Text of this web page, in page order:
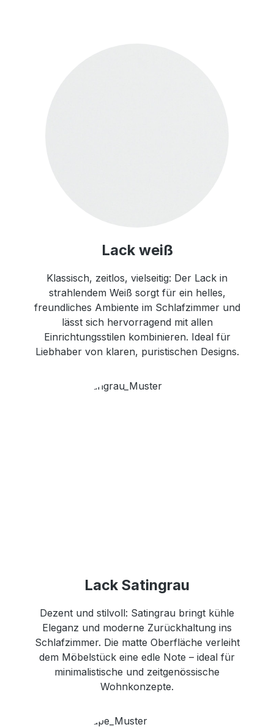
Lack weiß
Klassisch, zeitlos, vielseitig: Der Lack in
strahlendem Weiß sorgt für ein helles,
freundliches Ambiente im Schlafzimmer und
lässt sich hervorragend mit allen
Einrichtungsstilen kombinieren. Ideal für
Liebhaber von klaren, puristischen Designs.
Lack Satingrau
Dezent und stilvoll: Satingrau bringt kühle
Eleganz und moderne Zurückhaltung ins
Schlafzimmer. Die matte Oberfläche verleiht
dem Möbelstück eine edle Note – ideal für
minimalistische und zeitgenössische
Wohnkonzepte.